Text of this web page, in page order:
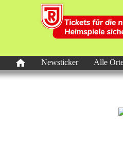
Newsticker Alle